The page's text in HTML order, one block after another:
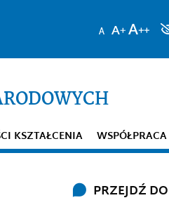
KSZTAŁCENIA WSPÓŁPRACA
PRZEJDŹ DO